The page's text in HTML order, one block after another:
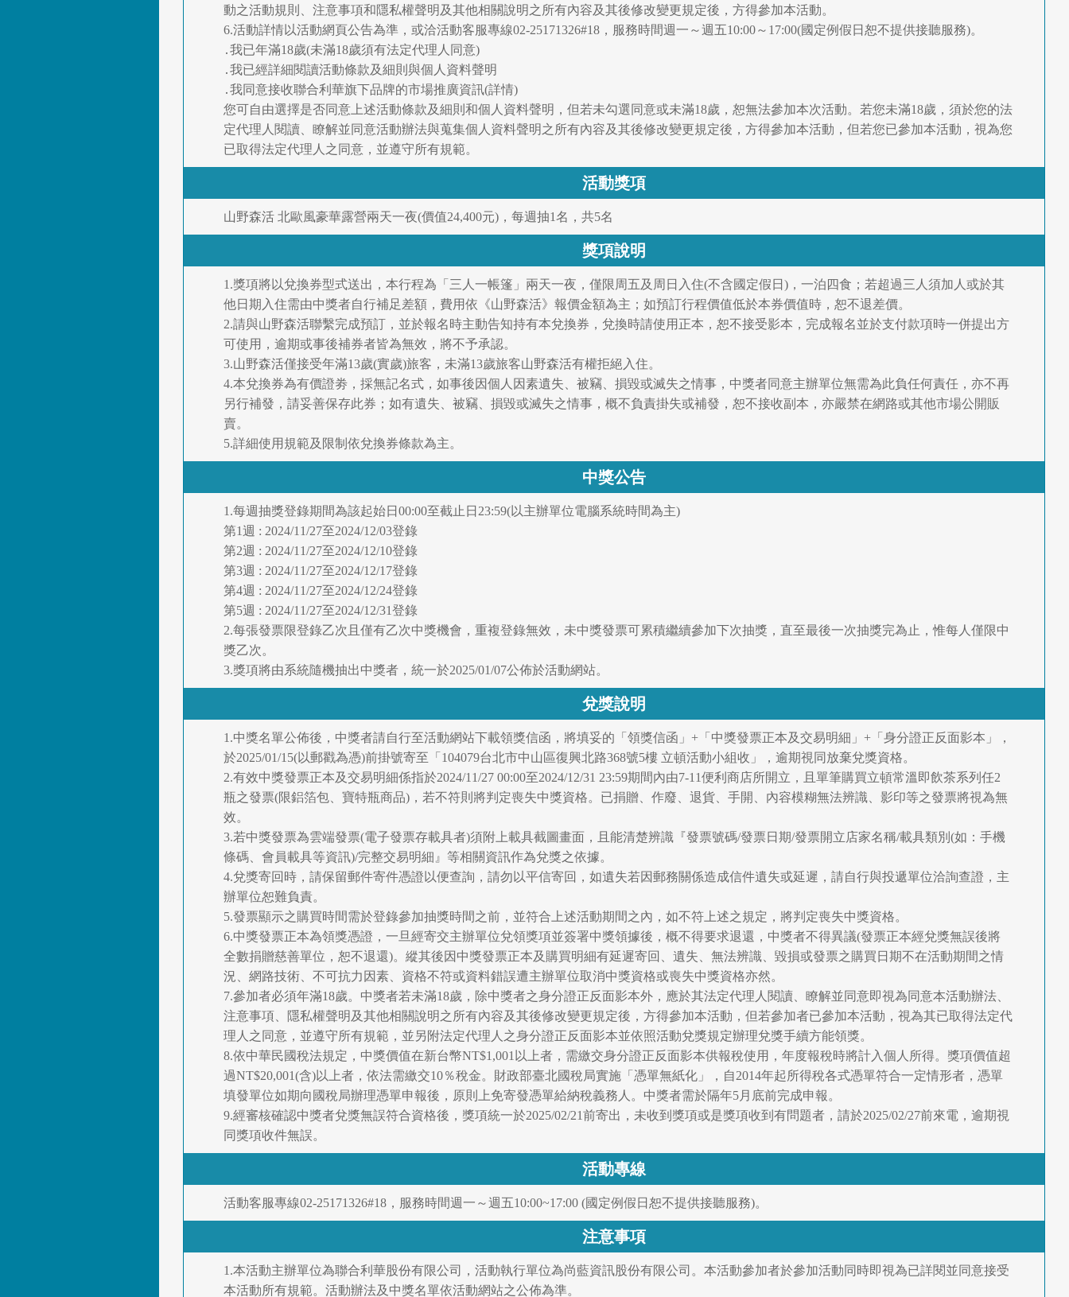
動之活動規則、注意事項和隱私權聲明及其他相關說明之所有內容及其後修改變更規定後，方得參加本活動。
6.活動詳情以活動網頁公告為準，或洽活動客服專線02-25171326#18，服務時間週一～週五10:00～17:00(國定例假日恕不提供接聽服務)。
․我已年滿18歲(未滿18歲須有法定代理人同意)
․我已經詳細閱讀活動條款及細則與個人資料聲明
․我同意接收聯合利華旗下品牌的市場推廣資訊(詳情)
您可自由選擇是否同意上述活動條款及細則和個人資料聲明，但若未勾選同意或未滿18歲，恕無法參加本次活動。若您未滿18歲，須於您的法
定代理人閱讀、瞭解並同意活動辦法與蒐集個人資料聲明之所有內容及其後修改變更規定後，方得參加本活動，但若您已參加本活動，視為您
已取得法定代理人之同意，並遵守所有規範。
活動獎項
山野森活 北歐風豪華露營兩天一夜(價值24,400元)，每週抽1名，共5名
獎項說明
1.獎項將以兌換券型式送出，本行程為「三人一帳篷」兩天一夜，僅限周五及周日入住(不含國定假日)，一泊四食；若超過三人須加人或於其
他日期入住需由中獎者自行補足差額，費用依《山野森活》報價金額為主；如預訂行程價值低於本券價值時，恕不退差價。
2.請與山野森活聯繫完成預訂，並於報名時主動告知持有本兌換券，兌換時請使用正本，恕不接受影本，完成報名並於支付款項時一併提出方
可使用，逾期或事後補券者皆為無效，將不予承認。
3.山野森活僅接受年滿13歲(實歲)旅客，未滿13歲旅客山野森活有權拒絕入住。
4.本兌換券為有價證劵，採無記名式，如事後因個人因素遺失、被竊、損毀或滅失之情事，中獎者同意主辦單位無需為此負任何責任，亦不再
另行補發，請妥善保存此券；如有遺失、被竊、損毀或滅失之情事，概不負責掛失或補發，恕不接收副本，亦嚴禁在網路或其他市場公開販
賣。
5.詳細使用規範及限制依兌換券條款為主。
中獎公告
1.每週抽獎登錄期間為該起始日00:00至截止日23:59(以主辦單位電腦系統時間為主)
第1週 : 2024/11/27至2024/12/03登錄
第2週 : 2024/11/27至2024/12/10登錄
第3週 : 2024/11/27至2024/12/17登錄
第4週 : 2024/11/27至2024/12/24登錄
第5週 : 2024/11/27至2024/12/31登錄
2.每張發票限登錄乙次且僅有乙次中獎機會，重複登錄無效，未中獎發票可累積繼續參加下次抽獎，直至最後一次抽獎完為止，惟每人僅限中
獎乙次。
3.獎項將由系統隨機抽出中獎者，統一於2025/01/07公佈於活動網站。
兌獎說明
1.中獎名單公佈後，中獎者請自行至活動網站下載領獎信函，將填妥的「領獎信函」+「中獎發票正本及交易明細」+「身分證正反面影本」，
於2025/01/15(以郵戳為憑)前掛號寄至「104079台北市中山區復興北路368號5樓 立頓活動小組收」，逾期視同放棄兌獎資格。
2.有效中獎發票正本及交易明細係指於2024/11/27 00:00至2024/12/31 23:59期間內由7-11便利商店所開立，且單筆購買立頓常溫即飲茶系列任2
瓶之發票(限鋁箔包、寶特瓶商品)，若不符則將判定喪失中獎資格。已捐贈、作廢、退貨、手開、內容模糊無法辨識、影印等之發票將視為無
效。
3.若中獎發票為雲端發票(電子發票存載具者)須附上載具截圖畫面，且能清楚辨識『發票號碼/發票日期/發票開立店家名稱/載具類別(如：手機
條碼、會員載具等資訊)/完整交易明細』等相關資訊作為兌獎之依據。
4.兌獎寄回時，請保留郵件寄件憑證以便查詢，請勿以平信寄回，如遺失若因郵務關係造成信件遺失或延遲，請自行與投遞單位洽詢查證，主
辦單位恕難負責。
5.發票顯示之購買時間需於登錄參加抽獎時間之前，並符合上述活動期間之內，如不符上述之規定，將判定喪失中獎資格。
6.中獎發票正本為領獎憑證，一旦經寄交主辦單位兌領獎項並簽署中獎領據後，概不得要求退還，中獎者不得異議(發票正本經兌獎無誤後將
全數捐贈慈善單位，恕不退還)。縱其後因中獎發票正本及購買明細有延遲寄回、遺失、無法辨識、毀損或發票之購買日期不在活動期間之情
況、網路技術、不可抗力因素、資格不符或資料錯誤遭主辦單位取消中獎資格或喪失中獎資格亦然。
7.參加者必須年滿18歲。中獎者若未滿18歲，除中獎者之身分證正反面影本外，應於其法定代理人閱讀、瞭解並同意即視為同意本活動辦法、
注意事項、隱私權聲明及其他相關說明之所有內容及其後修改變更規定後，方得參加本活動，但若參加者已參加本活動，視為其已取得法定代
理人之同意，並遵守所有規範，並另附法定代理人之身分證正反面影本並依照活動兌獎規定辦理兌獎手續方能領獎。
8.依中華民國稅法規定，中獎價值在新台幣NT$1,001以上者，需繳交身分證正反面影本供報稅使用，年度報稅時將計入個人所得。獎項價值超
過NT$20,001(含)以上者，依法需繳交10％稅金。財政部臺北國稅局實施「憑單無紙化」，自2014年起所得稅各式憑單符合一定情形者，憑單
填發單位如期向國稅局辦理憑單申報後，原則上免寄發憑單給納稅義務人。中獎者需於隔年5月底前完成申報。
9.經審核確認中獎者兌獎無誤符合資格後，獎項統一於2025/02/21前寄出，未收到獎項或是獎項收到有問題者，請於2025/02/27前來電，逾期視
同獎項收件無誤。
活動專線
活動客服專線02-25171326#18，服務時間週一～週五10:00~17:00 (國定例假日恕不提供接聽服務)。
注意事項
1.本活動主辦單位為聯合利華股份有限公司，活動執行單位為尚藍資訊股份有限公司。本活動參加者於參加活動同時即視為已詳閱並同意接受
本活動所有規範。活動辦法及中獎名單依活動網站之公佈為準。